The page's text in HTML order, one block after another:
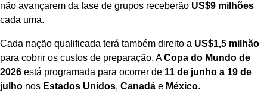
não avançarem da fase de grupos receberão US$9 milhões
cada uma.
Cada nação qualificada terá também direito a US$1,5 milhão
para cobrir os custos de preparação. ACopa do Mundo de
2026 está programada para ocorrer de 11 de junho a 19 de
julho nos Estados Unidos, Canadá e México.